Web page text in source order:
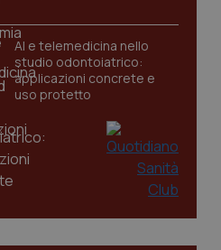
AI e telemedicina nello
studio odontoiatrico:
applicazioni concrete e
uso protetto